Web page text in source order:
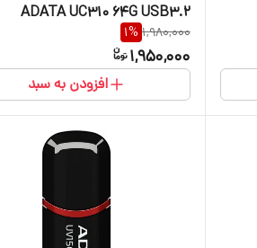
ADATA UC310 64G USB3.2
1,980,000
1%
1,950,000
افزودن به سبد